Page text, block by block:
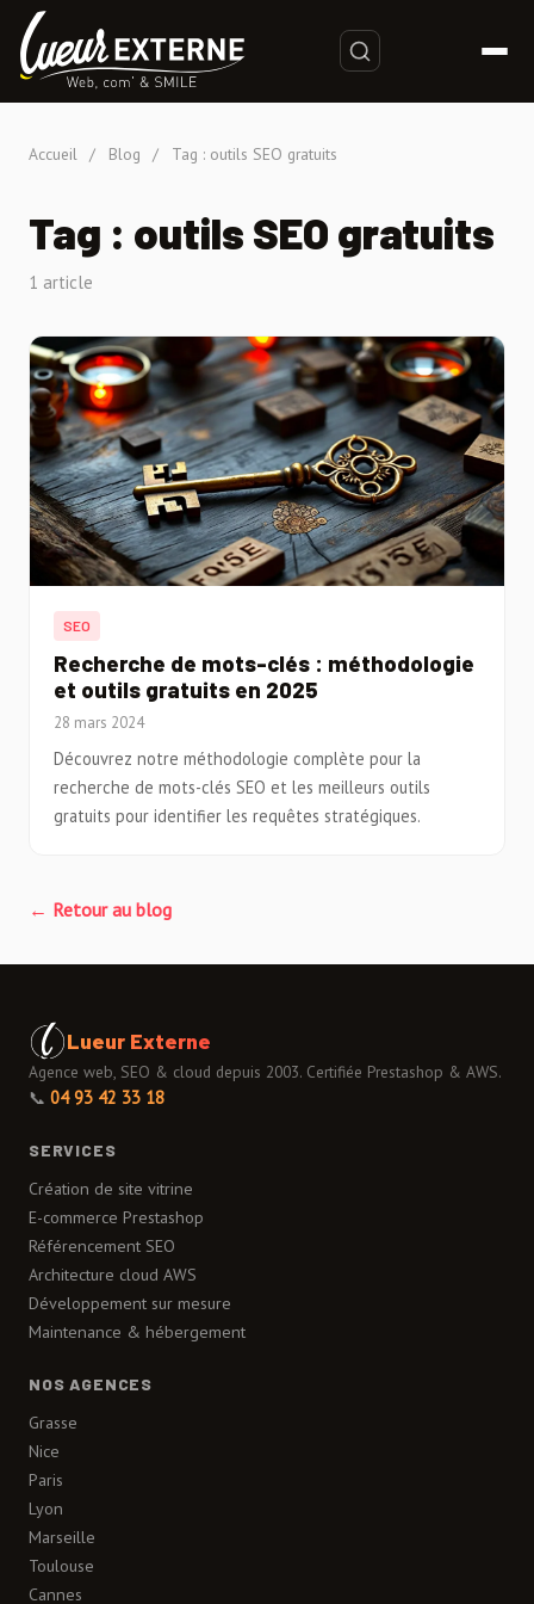
Accueil / Blog / Tag : outils SEO gratuits
Tag : outils SEO gratuits
1 article
SEO
Recherche de mots-clés : méthodologie
et outils gratuits en 2025
28 mars 2024
Découvrez notre méthodologie complète pour la
recherche de mots-clés SEO et les meilleurs outils
gratuits pour identifier les requêtes stratégiques.
← Retour au blog
Lueur Externe
Agence web, SEO & cloud depuis 2003. Certifiée Prestashop & AWS.
📞 04 93 42 33 18
SERVICES
Création de site vitrine
E-commerce Prestashop
Référencement SEO
Architecture cloud AWS
Développement sur mesure
Maintenance & hébergement
NOS AGENCES
Grasse
Nice
Paris
Lyon
Marseille
Toulouse
Cannes